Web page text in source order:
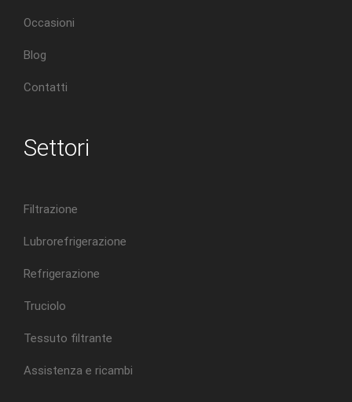
Occasioni
Blog
Contatti
Settori
Filtrazione
Lubrorefrigerazione
Refrigerazione
Truciolo
Tessuto filtrante
Assistenza e ricambi